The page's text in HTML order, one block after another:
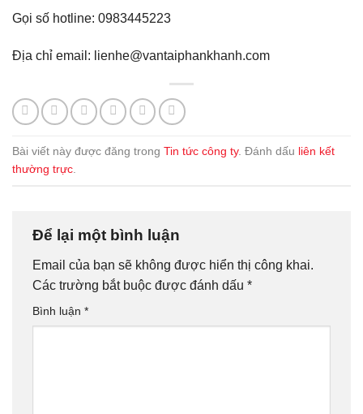
Gọi số hotline: 0983445223
Địa chỉ email: lienhe@vantaiphankhanh.com
Bài viết này được đăng trong Tin tức công ty. Đánh dấu liên kết
thường trực
Để lại một bình luận
Email của bạn sẽ không được hiển thị công khai.
Các trường bắt buộc được đánh dấu *
Bình luận *